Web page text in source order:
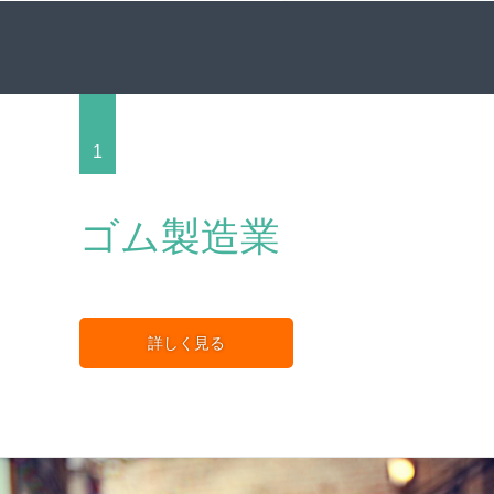
1
ゴム製造業
詳しく見る